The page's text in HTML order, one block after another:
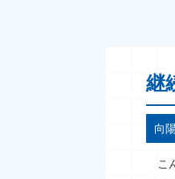
継
向
こ